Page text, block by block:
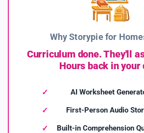
Why Storypie for
Curriculum done. They'll
Hours back in your
AI Worksheet
First-Person Audio
Built-in Comprehension